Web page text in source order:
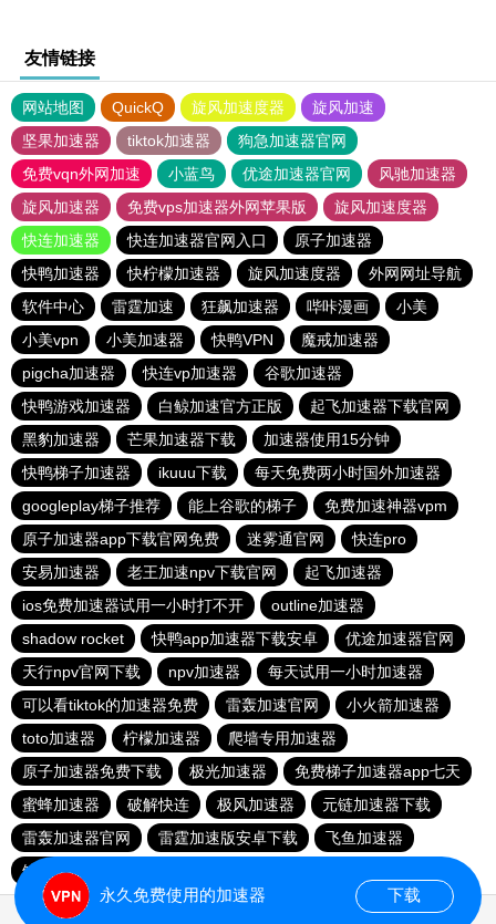
友情链接
网站地图 QuickQ 旋风加速度器
旋风加速
坚果加速器
tiktok加速器
狗急加速器官网
免费vqn外网加速
小蓝鸟 优途加速器官网
风驰加速器
旋风加速器
免费vps加速器外网苹果版
旋风加速度器
快连加速器
快连加速器官网入口
原子加速器
快鸭加速器
快柠檬加速器 旋风加速度器
外网网址导航
软件中心
雷霆加速 狂飙加速器 哔咔漫画
小美
小美vpn
小美加速器 快鸭VPN
魔戒加速器
pigcha加速器
快连vp加速器
谷歌加速器
快鸭游戏加速器
白鲸加速官方正版
起飞加速器下载官网
黑豹加速器
芒果加速器下载
加速器使用15分钟
快鸭梯子加速器
ikuuu下载
每天免费两小时国外加速器
googleplay梯子推荐
能上谷歌的梯子
免费加速神器vpm
原子加速器app下载官网免费
迷雾通官网
快连pro
安易加速器
老王加速npv下载官网
起飞加速器
ios免费加速器试用一小时打不开
outline加速器
shadow rocket
快鸭app加速器下载安卓
优途加速器官网
天行npv官网下载
npv加速器
每天试用一小时加速器
可以看tiktok的加速器免费
雷轰加速官网
小火箭加速器
toto加速器
柠檬加速器
爬墙专用加速器
原子加速器免费下载
极光加速器
免费梯子加速器app七天
蜜蜂加速器
破解快连 极风加速器
元链加速器下载
雷轰加速器官网
雷霆加速版安卓下载
飞鱼加速器
鲸鱼加速器
永久免费使用的加速器 下载